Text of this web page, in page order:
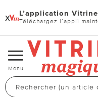
x L’application
Téléchargez l’appli
Changer
de
navigation
Menu